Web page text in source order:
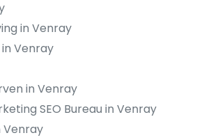
in Venray
Venray
in Venray
SEO Bureau in Venray
Venray